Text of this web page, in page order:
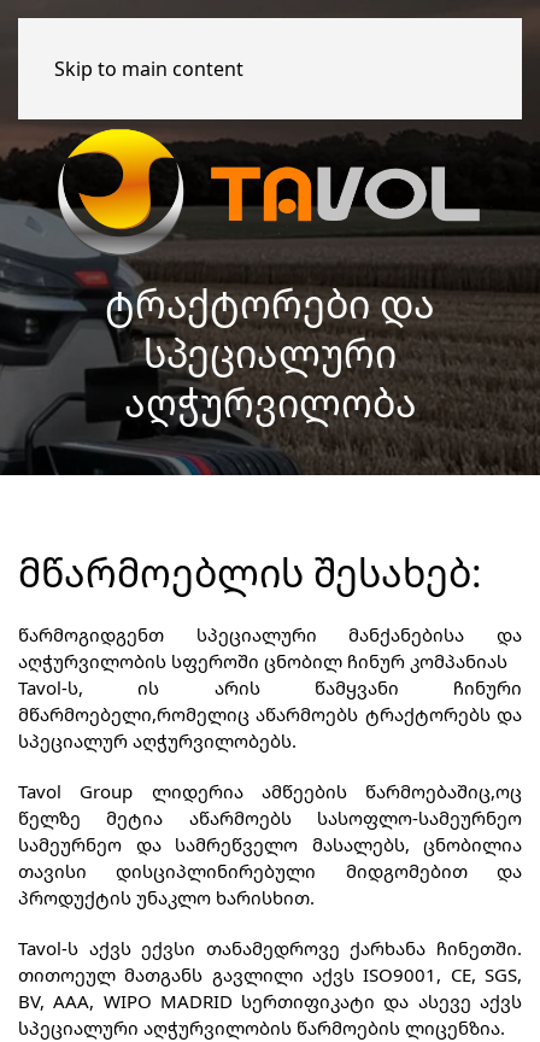
Skip to main content
ᲢᲠᲐᲥᲢᲝᲠᲔᲑᲘ ᲓᲐ
ᲡᲞᲔᲪᲘᲐᲚᲣᲠᲘ
ᲐᲦᲭᲣᲠᲕᲘᲚᲝᲑᲐ
ᲛᲬᲐᲠᲛᲝᲔᲑᲚᲘᲡ ᲨᲔᲡᲐᲮᲔᲑ:
წარმოგიდგენთ სპეციალური მანქანებისა და
აღჭურვილობის სფეროში ცნობილ ჩინურ კომპანიას
Tavol-ს, ის არის წამყვანი ჩინური
მწარმოებელი,რომელიც აწარმოებს ტრაქტორებს და
სპეციალურ აღჭურვილობებს.
Tavol Group ლიდერია ამწეების წარმოებაშიც,ოც
წელზე მეტია აწარმოებს სასოფლო-სამეურნეო
სამეურნეო და სამრეწველო მასალებს, ცნობილია
თავისი დისციპლინირებული მიდგომებით და
პროდუქტის უნაკლო ხარისხით.
Tavol-ს აქვს ექვსი თანამედროვე ქარხანა ჩინეთში.
თითოეულ მათგანს გავლილი აქვს ISO9001, CE, SGS,
BV, AAA, WIPO MADRID სერთიფიკატი და ასევე აქვს
სპეციალური აღჭურვილობის წარმოების ლიცენზია.